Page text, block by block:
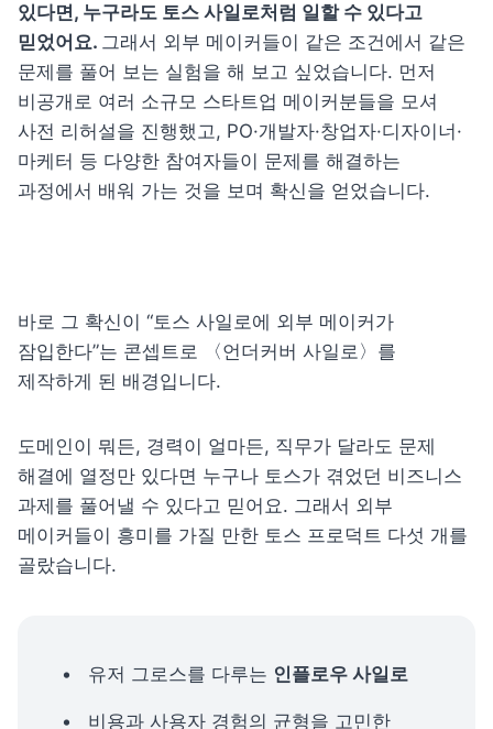
있다면, 누구라도 토스 사일로처럼 일할 수 있다고
믿었어요. 그래서 외부 메이커들이 같은 조건에서 같은
문제를 풀어 보는 실험을 해 보고 싶었습니다. 먼저
비공개로 여러 소규모 스타트업 메이커분들을 모셔
사전 리허설을 진행했고, PO·개발자·창업자·디자이너·
마케터 등 다양한 참여자들이 문제를 해결하는
과정에서 배워 가는 것을 보며 확신을 얻었습니다.
바로 그 확신이 “토스 사일로에 외부 메이커가
잠입한다”는 콘셉트로 〈언더커버 사일로〉를
제작하게 된 배경입니다.
도메인이 뭐든, 경력이 얼마든, 직무가 달라도 문제
해결에 열정만 있다면 누구나 토스가 겪었던 비즈니스
과제를 풀어낼 수 있다고 믿어요. 그래서 외부
메이커들이 흥미를 가질 만한 토스 프로덕트 다섯 개를
골랐습니다.
유저 그로스를 다루는 인플로우 사일로